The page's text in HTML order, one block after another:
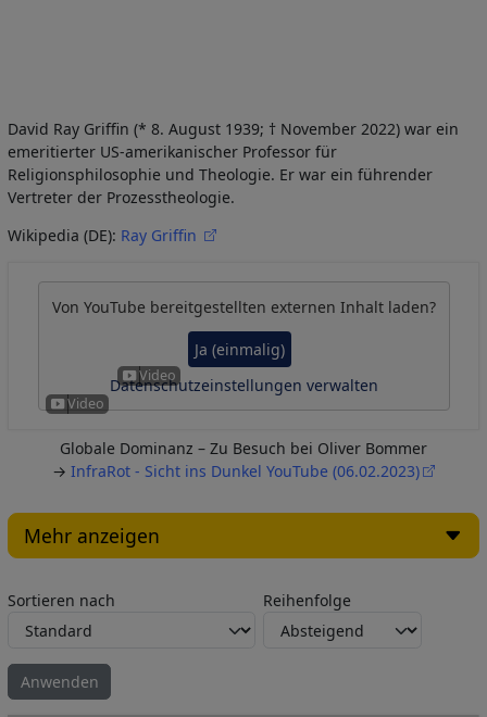
David Ray Griffin (* 8. August 1939; † November 2022) war ein
emeritierter US-amerikanischer Professor für
Religionsphilosophie und Theologie. Er war ein führender
Vertreter der Prozesstheologie.
Wikipedia (DE): Ray Griffin
Von YouTube bereitgestellten externen Inhalt laden?
Ja (einmalig)
Datenschutzeinstellungen verwalten
Globale Dominanz – Zu Besuch bei Oliver Bommer
→ InfraRot - Sicht ins Dunkel YouTube (06.02.2023)
Mehr anzeigen
Sortieren nach Reihenfolge